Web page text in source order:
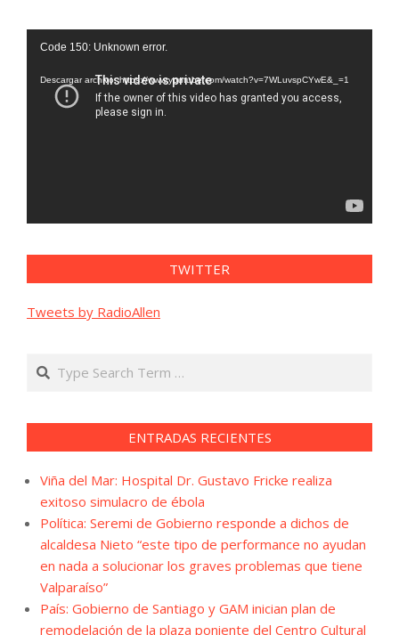
Reproductor
vídeo
Code 150: Unknown error.
Descargar archivo: https://www.youtube.com/watch?v=7WLuvspCYwE&_=1
TWITTER
Tweets by RadioAllen
Search
ENTRADAS RECIENTES
Viña del Mar: Hospital Dr. Gustavo Fricke realiza
exitoso simulacro de ébola
Política: Seremi de Gobierno responde a dichos de
alcaldesa Nieto “este tipo de performance no ayudan
en nada a solucionar los graves problemas que tiene
Valparaíso”
País: Gobierno de Santiago y GAM inician plan de
remodelación de la plaza poniente del Centro Cultural